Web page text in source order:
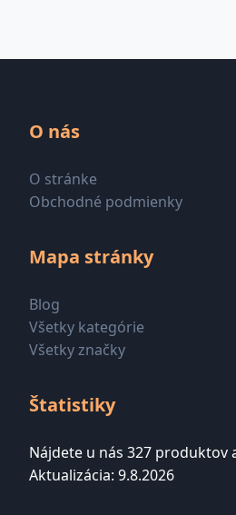
O nás
O stránke
Obchodné podmienky
Mapa stránky
Blog
Všetky kategórie
Všetky značky
Štatistiky
Nájdete u nás 327 produktov
Aktualizácia: 9.8.2026